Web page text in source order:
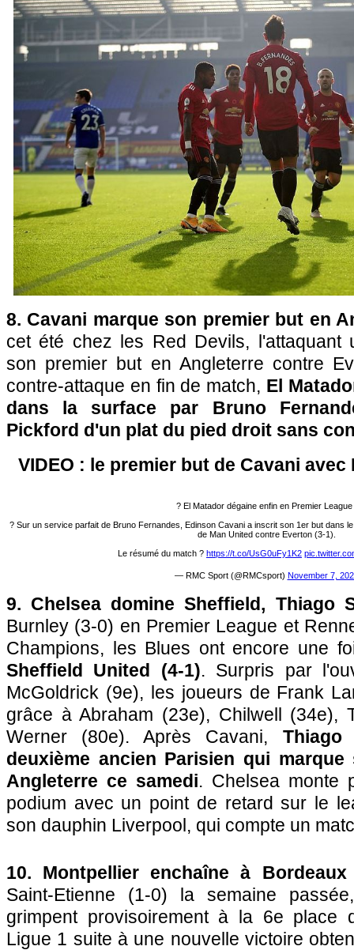
8. Cavani marque son premier but en
cet été chez les Red Devils, l'attaquant
son premier but en Angleterre contre
contre-attaque en fin de match, El
dans la surface par Bruno
Pickford d'un plat du pied droit sans
VIDEO : le premier but de Cavani
? El Matador dégaine enfin en Premier League
? Sur un service parfait de Bruno Fernandes, Edinson Cavani a inscrit son 1er but dans
de Man United contre Everton (3-1).
Le résumé du match ? https://t.co/UsG0uFy1K2
— RMC Sport (@RMCsport) November 7,
9. Chelsea domine Sheffield,
Burnley (3-0) en Premier League et
Champions, les Blues ont encore une
Sheffield United (4-1). Surpris par
McGoldrick (9e), les joueurs de Frank
grâce à Abraham (23e), Chilwell (34e),
Werner (80e). Après Cavani,
deuxième ancien Parisien qui
Angleterre ce samedi. Chelsea monte
podium avec un point de retard sur le
son dauphin Liverpool, qui compte un
10. Montpellier enchaîne à
Saint-Etienne (1-0) la semaine
grimpent provisoirement à la 6e place
Ligue 1 suite à une nouvelle victoire